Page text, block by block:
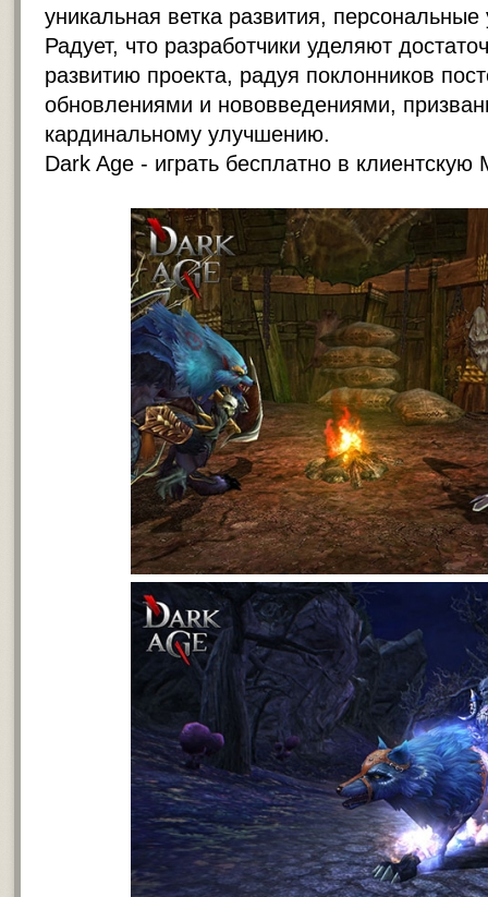
уникальная ветка развития,
Радует, что разработчики уделяют
развитию проекта, радуя поклонников
обновлениями и нововведениями,
кардинальному улучшению.
Dark Age - играть бесплатно в клиентскую